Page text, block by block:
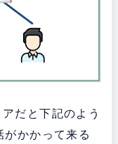
だと下記のよう
かかって来る